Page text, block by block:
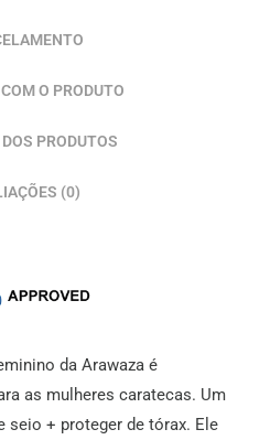
O PRODUTO
PRODUTOS
(0)
da Arawaza é
as mulheres caratecas. Um
seio + proteger de tórax. Ele